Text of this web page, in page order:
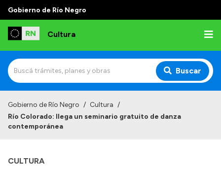
Gobierno de Río Negro
Cultura
Buscar
Institucional
Autoridades
Gobierno de Río Negro / Cultura /
Río Colorado: llega un seminario gratuito de danza
contemporánea
CULTURA